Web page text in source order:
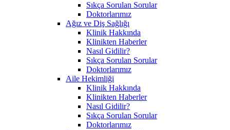
Sıkça Sorulan Sorular
Doktorlarımız
Ağız ve Diş Sağlığı
Klinik Hakkında
Klinikten Haberler
Nasıl Gidilir?
Sıkça Sorulan Sorular
Doktorlarımız
Aile Hekimliği
Klinik Hakkında
Klinikten Haberler
Nasıl Gidilir?
Sıkça Sorulan Sorular
Doktorlarımız